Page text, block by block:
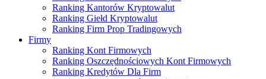
Ranking Kantorów Kryptowalut
Ranking Giełd Kryptowalut
Ranking Firm Prop Tradingowych
Firmy
Ranking Kont Firmowych
Ranking Oszczędnościowych Kont Firmowych
Ranking Kredytów Dla Firm